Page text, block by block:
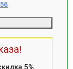
5%